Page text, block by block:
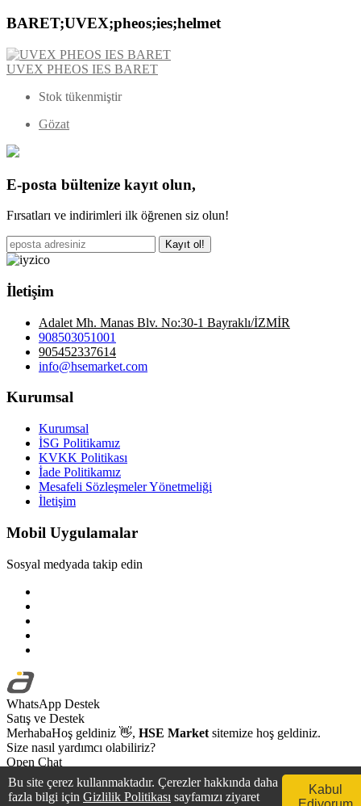
BARET;UVEX;pheos;ies;helmet
UVEX PHEOS IES BARET
Stok tükenmiştir
Gözat
E-posta bültenize kayıt olun,
Fırsatları ve indirimleri ilk öğrenen siz olun!
Kayıt ol!
İletişim
Adalet Mh. Manas Blv. No:30-1 Bayraklı/İZMİR
908503051001
905452337614
info@hsemarket.com
Kurumsal
Kurumsal
İSG Politikamız
KVKK Politikası
İade Politikamız
Mesafeli Sözleşmeler Yönetmeliği
İletişim
Mobil Uygulamalar
Sosyal medyada takip edin
Bu site çerez kullanmaktadır. Çerezler hakkında daha
fazla bilgi için Gizlilik Politikası sayfamızı ziyaret
Kabul
WhatsApp Destek
Satış ve Destek
MerhabaHoş geldiniz 👋, HSE Market sitemize hoş geldiniz.
Size nasıl yardımcı olabiliriz?
Open Chat